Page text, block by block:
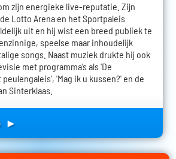
zijn energieke live-reputatie. Zijn
Lotto Arena en het Sportpaleis
uit en hij wist een breed publiek te
speelse maar inhoudelijk
songs. Naast muziek drukte hij ook
met programma’s als 'De
'Mag ik u kussen?' en de
Sinterklaas.
►